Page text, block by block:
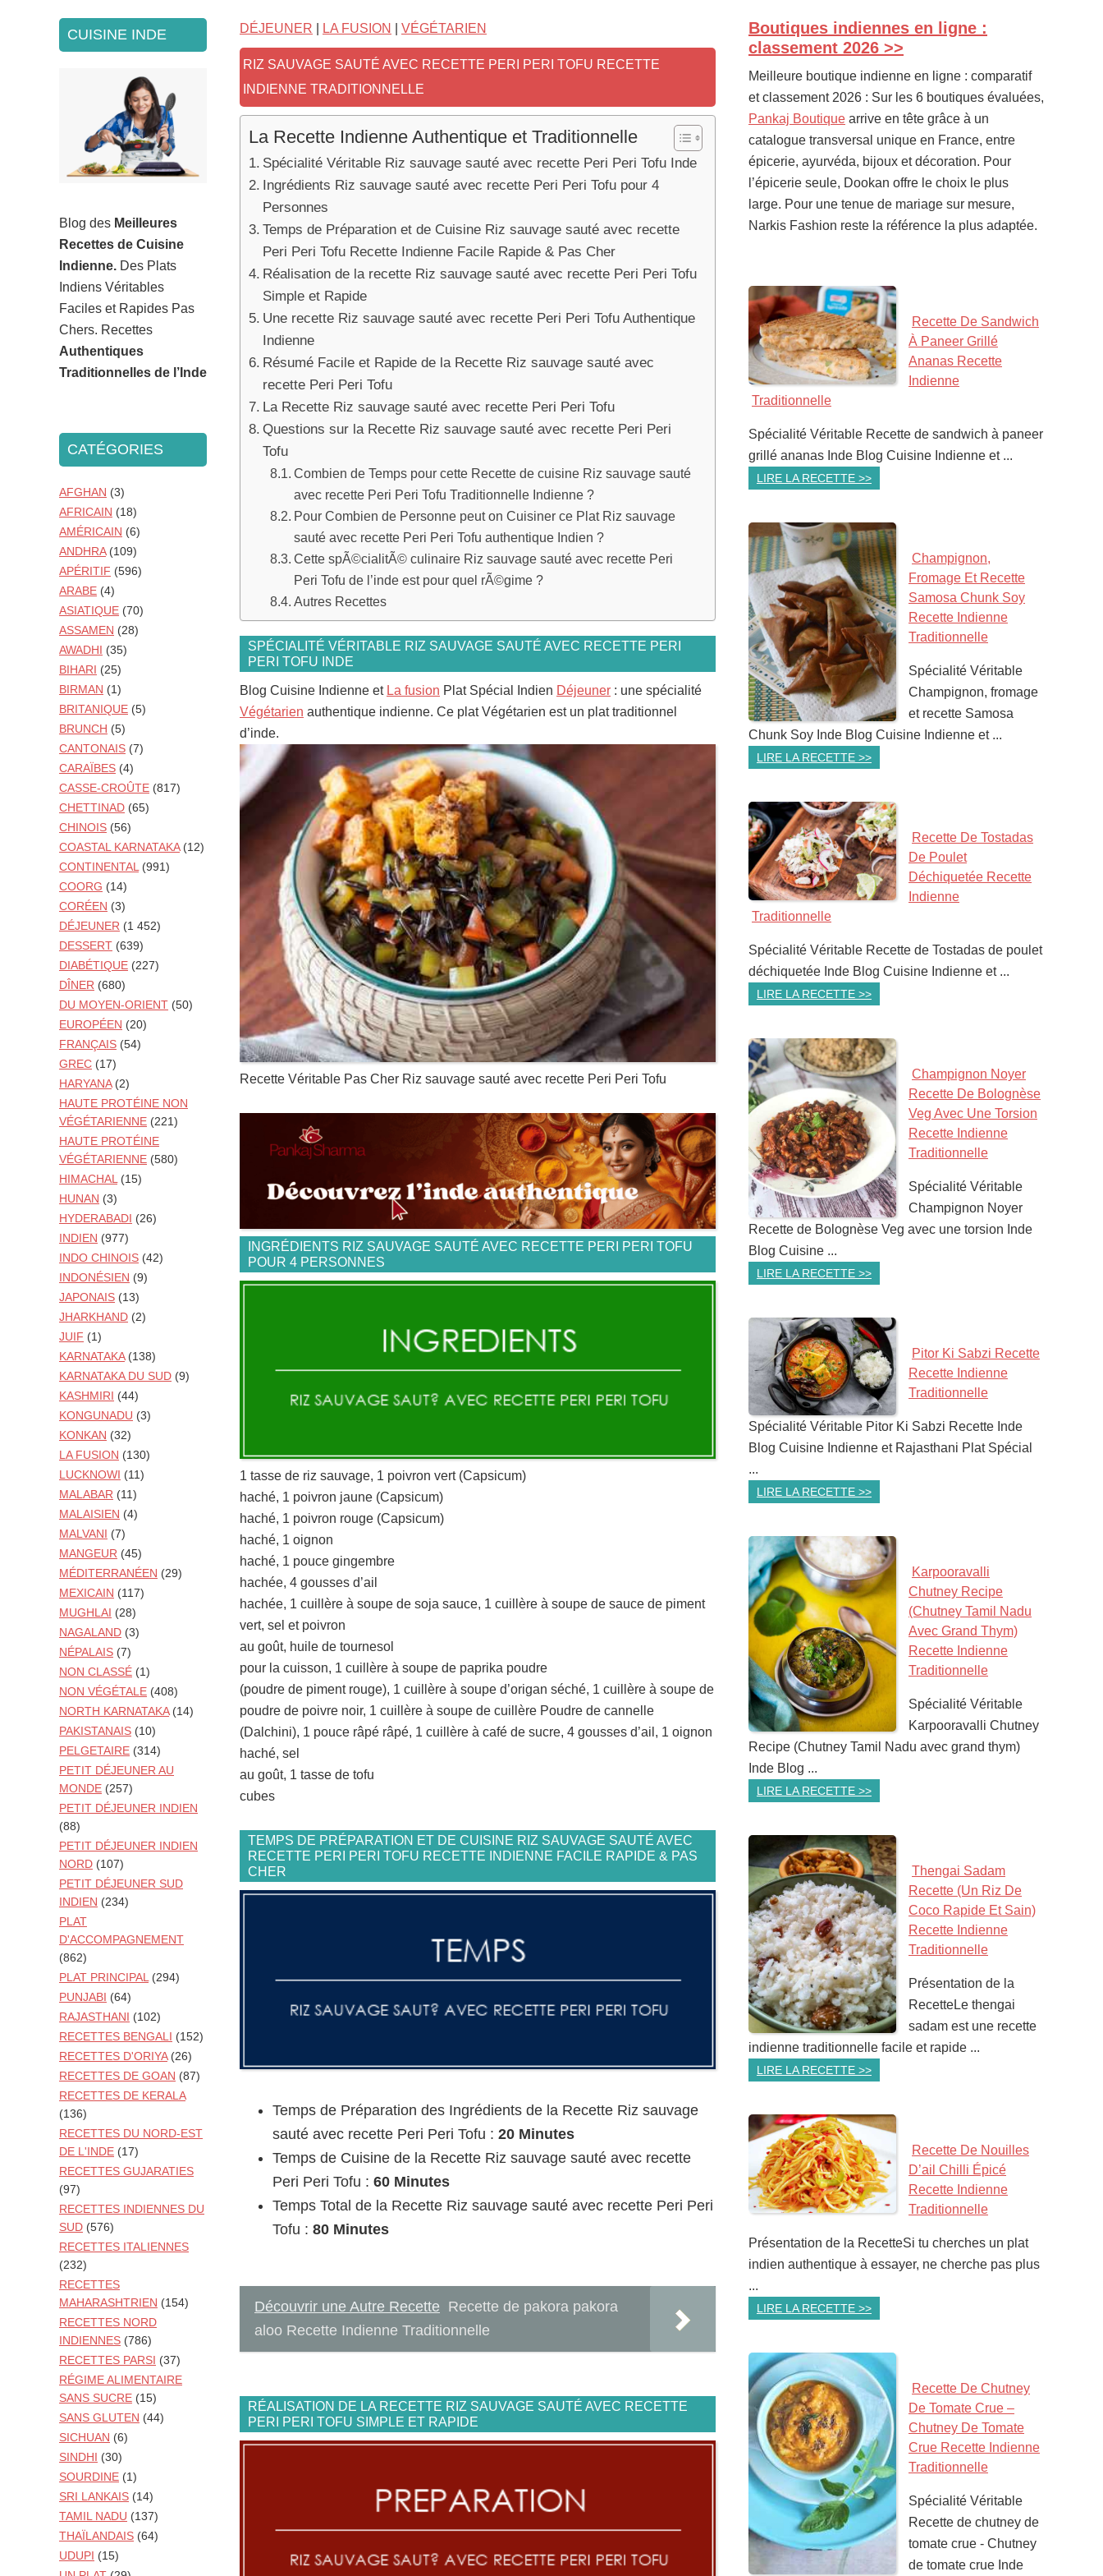
DÉJEUNER LA FUSION VÉGÉTARIEN
RIZ SAUVAGE SAUTÉ AVEC RECETTE PERI PERI TOFU RECETTE
INDIENNE TRADITIONNELLE
La Recette Indienne Authentique et Traditionnelle
Spécialité Véritable Riz sauvage sauté avec recette Peri Peri Tofu Inde
Ingrédients Riz sauvage sauté avec recette Peri Peri Tofu pour 4
Personnes
Temps de Préparation et de Cuisine Riz sauvage sauté avec recette
Peri Peri Tofu Recette Indienne Facile Rapide & Pas Cher
Réalisation de la recette Riz sauvage sauté avec recette Peri Peri Tofu
Simple et Rapide
Une recette Riz sauvage sauté avec recette Peri Peri Tofu Authentique
Indienne
Résumé Facile et Rapide de la Recette Riz sauvage sauté avec
recette Peri Peri Tofu
La Recette Riz sauvage sauté avec recette Peri Peri Tofu
Questions sur la Recette Riz sauvage sauté avec recette Peri Peri
Tofu
Combien de Temps pour cette Recette de cuisine Riz sauvage sauté
avec recette Peri Peri Tofu Traditionnelle Indienne ?
Pour Combien de Personne peut on Cuisiner ce Plat Riz sauvage
sauté avec recette Peri Peri Tofu authentique Indien ?
Cette spÃ©cialitÃ© culinaire Riz sauvage sauté avec recette Peri
Peri Tofu de l’inde est pour quel rÃ©gime ?
Autres Recettes
SPÉCIALITÉ VÉRITABLE RIZ SAUVAGE SAUTÉ AVEC RECETTE PERI
PERI TOFU INDE
Blog Cuisine Indienne et La fusion Plat Spécial Indien Déjeuner : une spécialité
Végétarien authentique indienne. Ce plat Végétarien est un plat traditionnel
d’inde.
Recette Véritable Pas Cher Riz sauvage sauté avec recette Peri Peri Tofu
INGRÉDIENTS RIZ SAUVAGE SAUTÉ AVEC RECETTE PERI PERI TOFU
POUR 4 PERSONNES
1 tasse de riz sauvage, 1 poivron vert (Capsicum)
haché, 1 poivron jaune (Capsicum)
haché, 1 poivron rouge (Capsicum)
haché, 1 oignon
haché, 1 pouce gingembre
hachée, 4 gousses d’ail
hachée, 1 cuillère à soupe de soja sauce, 1 cuillère à soupe de sauce de piment
vert, sel et poivron
au goût, huile de tournesol
pour la cuisson, 1 cuillère à soupe de paprika poudre
(poudre de piment rouge), 1 cuillère à soupe d’origan séché, 1 cuillère à soupe de
poudre de poivre noir, 1 cuillère à soupe de cuillère Poudre de cannelle
(Dalchini), 1 pouce râpé râpé, 1 cuillère à café de sucre, 4 gousses d’ail, 1 oignon
haché, sel
au goût, 1 tasse de tofu
cubes
TEMPS DE PRÉPARATION ET DE CUISINE RIZ SAUVAGE SAUTÉ AVEC
RECETTE PERI PERI TOFU RECETTE INDIENNE FACILE RAPIDE & PAS
CHER
Temps de Préparation des Ingrédients de la Recette Riz sauvage
sauté avec recette Peri Peri Tofu : 20 Minutes
Temps de Cuisine de la Recette Riz sauvage sauté avec recette
Peri Peri Tofu : 60 Minutes
Temps Total de la Recette Riz sauvage sauté avec recette Peri Peri
Tofu : 80 Minutes
Découvrir une Autre Recette Recette de pakora pakora
aloo Recette Indienne Traditionnelle
RÉALISATION DE LA RECETTE RIZ SAUVAGE SAUTÉ AVEC RECETTE
PERI PERI TOFU SIMPLE ET RAPIDE
PRIMARY
SIDEBAR
Boutiques indiennes en ligne :
classement 2026 >>
Meilleure boutique indienne en ligne : comparatif
et classement 2026 : Sur les 6 boutiques évaluées,
Pankaj Boutique arrive en tête grâce à un
catalogue transversal unique en France, entre
épicerie, ayurvéda, bijoux et décoration. Pour
l’épicerie seule, Dookan offre le choix le plus
large. Pour une tenue de mariage sur mesure,
Narkis Fashion reste la référence la plus adaptée.
Recette De Sandwich
À Paneer Grillé
Ananas Recette
Indienne
Traditionnelle
Spécialité Véritable Recette de sandwich à paneer
grillé ananas Inde Blog Cuisine Indienne et ...
LIRE LA RECETTE >>
Champignon,
Fromage Et Recette
Samosa Chunk Soy
Recette Indienne
Traditionnelle
Spécialité Véritable
Champignon, fromage
et recette Samosa
Chunk Soy Inde Blog Cuisine Indienne et ...
LIRE LA RECETTE >>
Recette De Tostadas
De Poulet
Déchiquetée Recette
Indienne
Traditionnelle
Spécialité Véritable Recette de Tostadas de poulet
déchiquetée Inde Blog Cuisine Indienne et ...
LIRE LA RECETTE >>
Champignon Noyer
Recette De Bolognèse
Veg Avec Une Torsion
Recette Indienne
Traditionnelle
Spécialité Véritable
Champignon Noyer
Recette de Bolognèse Veg avec une torsion Inde
Blog Cuisine ...
LIRE LA RECETTE >>
Pitor Ki Sabzi Recette
Recette Indienne
Traditionnelle
Spécialité Véritable Pitor Ki Sabzi Recette Inde
Blog Cuisine Indienne et Rajasthani Plat Spécial
...
LIRE LA RECETTE >>
Karpooravalli
Chutney Recipe
(Chutney Tamil Nadu
Avec Grand Thym)
Recette Indienne
Traditionnelle
Spécialité Véritable
Karpooravalli Chutney
Recipe (Chutney Tamil Nadu avec grand thym)
Inde Blog ...
LIRE LA RECETTE >>
Thengai Sadam
Recette (un Riz De
Coco Rapide Et Sain)
Recette Indienne
Traditionnelle
Présentation de la
RecetteLe thengai
sadam est une recette
indienne traditionnelle facile et rapide ...
LIRE LA RECETTE >>
Recette De Nouilles
D’ail Chilli Épicé
Recette Indienne
Traditionnelle
Présentation de la RecetteSi tu cherches un plat
indien authentique à essayer, ne cherche pas plus
...
LIRE LA RECETTE >>
Recette De Chutney
De Tomate Crue –
Chutney De Tomate
Crue Recette Indienne
Traditionnelle
Spécialité Véritable
Recette de chutney de
tomate crue - Chutney
de tomate crue Inde
SECONDARY
SIDEBAR
CUISINE INDE
Blog des Meilleures
Recettes de Cuisine
Indienne. Des Plats
Indiens Véritables
Faciles et Rapides Pas
Chers. Recettes
Authentiques
Traditionnelles de l’Inde
CATÉGORIES
AFGHAN (3)
AFRICAIN (18)
AMÉRICAIN (6)
ANDHRA(109)
APÉRITIF (596)
ARABE (4)
ASIATIQUE (70)
ASSAMEN (28)
AWADHI (35)
BIHARI (25)
BIRMAN (1)
BRITANIQUE (5)
BRUNCH (5)
CANTONAIS (7)
CARAÏBES (4)
CASSE-CROÛTE (817)
CHETTINAD (65)
CHINOIS (56)
COASTAL KARNATAKA(12)
CONTINENTAL(991)
COORG (14)
CORÉEN (3)
DÉJEUNER (1 452)
DESSERT (639)
DIABÉTIQUE (227)
DÎNER (680)
DU MOYEN-ORIENT (50)
EUROPÉEN (20)
FRANÇAIS (54)
GREC (17)
HARYANA(2)
HAUTE PROTÉINE NON
VÉGÉTARIENNE (221)
HAUTE PROTÉINE
VÉGÉTARIENNE (580)
HIMACHAL(15)
HUNAN (3)
HYDERABADI (26)
INDIEN (977)
INDO CHINOIS (42)
INDONÉSIEN (9)
JAPONAIS (13)
JHARKHAND (2)
JUIF (1)
KARNATAKA(138)
KARNATAKA DU SUD (9)
KASHMIRI (44)
KONGUNADU (3)
KONKAN (32)
LA FUSION (130)
LUCKNOWI (11)
MALABAR (11)
MALAISIEN (4)
MALVANI (7)
MANGEUR (45)
MÉDITERRANÉEN (29)
MEXICAIN (117)
MUGHLAI (28)
NAGALAND (3)
NÉPALAIS (7)
NON CLASSÉ (1)
NON VÉGÉTALE (408)
NORTH KARNATAKA(14)
PAKISTANAIS (10)
PELGETAIRE (314)
PETIT DÉJEUNER AU
MONDE (257)
PETIT DÉJEUNER INDIEN
(88)
PETIT DÉJEUNER INDIEN
NORD (107)
PETIT DÉJEUNER SUD
INDIEN (234)
PLAT
D'ACCOMPAGNEMENT
(862)
PLAT PRINCIPAL(294)
PUNJABI (64)
RAJASTHANI (102)
RECETTES BENGALI (152)
RECETTES D'ORIYA(26)
RECETTES DE GOAN (87)
RECETTES DE KERALA
(136)
RECETTES DU NORD-EST
DE L'INDE (17)
RECETTES GUJARATIES
(97)
RECETTES INDIENNES DU
SUD (576)
RECETTES ITALIENNES
(232)
RECETTES
MAHARASHTRIEN (154)
RECETTES NORD
INDIENNES (786)
RECETTES PARSI (37)
RÉGIME ALIMENTAIRE
SANS SUCRE (15)
SANS GLUTEN (44)
SICHUAN (6)
SINDHI (30)
SOURDINE (1)
SRI LANKAIS (14)
TAMIL NADU (137)
THAÏLANDAIS (64)
UDUPI (15)